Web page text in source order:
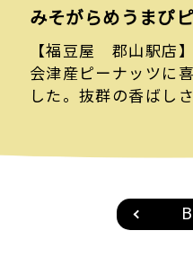
みそがらめうまぴ
【福豆屋 郡山駅店】
会津産ピーナッツに
した。抜群の香ばし